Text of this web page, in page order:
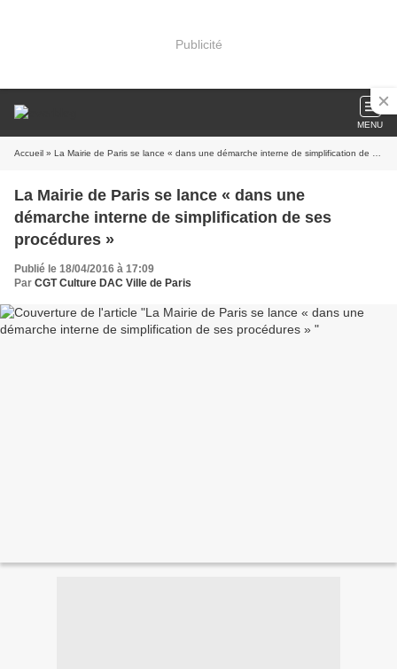
Publicité
MENU
Accueil » La Mairie de Paris se lance « dans une démarche interne de simplification de ses procédures »
La Mairie de Paris se lance « dans une
démarche interne de simplification de ses
procédures »
Publié le 18/04/2016 à 17:09
Par CGT Culture DAC Ville de Paris